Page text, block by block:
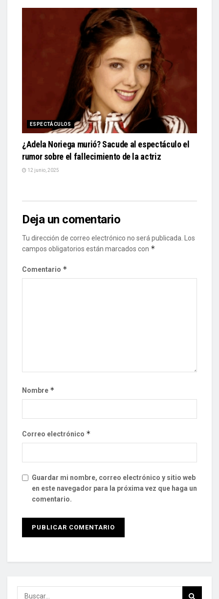
ESPECTÁCULOS
¿Adela Noriega murió? Sacude al espectáculo el
rumor sobre el fallecimiento de la actriz
12 junio, 2025
Deja un comentario
Tu dirección de correo electrónico no será publicada.
Los
campos obligatorios están marcados con *
Comentario *
Nombre *
Correo electrónico *
Guardar mi nombre, correo electrónico y sitio web
en este navegador para la próxima vez que haga un
comentario.